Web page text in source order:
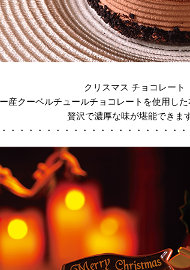
クリスマス チョコレート
産クーベルチュールチョコレートを使用した
贅沢で濃厚な味が堪能できます
・・・・・・・・・・・・・・・・・・・